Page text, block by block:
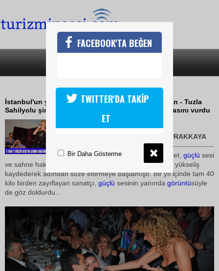
SAHİLYOLUNDA LİNET FIRTINASI
İstanbul'un yeni eğlence merkezi olan Caddebostan - Tuzla
Sahilyolu şimdi de Linet'le eğlence hayatına damgasını vurdu
16 Mayıs 2010 / 20:41
TURİZMİN SESİ-KADİR TOPRAKKAYA
İsrailasıllı Türk vatandaşı Linet, güçlü sesi
ve sahne hakimiyeti ile son birkaç yıldan beri büyük bir yükseliş
kaydederek adından söze ettirmeye başlamıştı. Bir yıl içinde tam 40
kilo birden zayıflayan sanatçı, güçlü sesinin yanında görüntüsüyle
de göz doldurdu...
FACEBOOK'TA BEĞEN
TWITTER'DA TAKİP
ET
Bir Daha Gösterme